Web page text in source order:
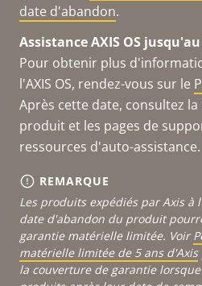
date d'abandon.
Assistance AXIS OS jusqu'au
Pour obtenir plus
l'AXIS OS, rendez-vous sur le
Après cette date, consultez
produit et les pages de
ressources d'auto-assistance.
REMARQUE
Les produits expédiés par Axis
date d'abandon du produit
garantie matérielle limitée. Voir
matérielle limitée de 5 ans d'Axis
la couverture de garantie